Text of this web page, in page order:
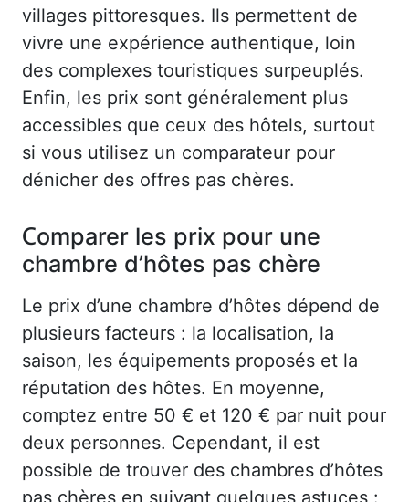
villages pittoresques. Ils permettent de
vivre une expérience authentique, loin
des complexes touristiques surpeuplés.
Enfin, les prix sont généralement plus
accessibles que ceux des hôtels, surtout
si vous utilisez un comparateur pour
dénicher des offres pas chères.
Comparer les prix pour une
chambre d’hôtes pas chère
Le prix d’une chambre d’hôtes dépend de
plusieurs facteurs : la localisation, la
saison, les équipements proposés et la
réputation des hôtes. En moyenne,
comptez entre 50 € et 120 € par nuit pour
deux personnes. Cependant, il est
possible de trouver des chambres d’hôtes
pas chères en suivant quelques astuces :